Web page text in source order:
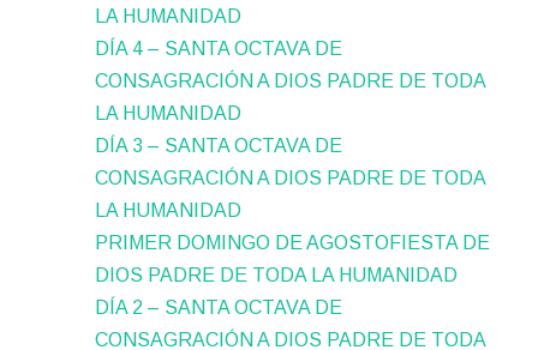
LA HUMANIDAD
DÍA 4 – SANTA OCTAVA DE
CONSAGRACIÓN A DIOS PADRE DE TODA
LA HUMANIDAD
DÍA 3 – SANTA OCTAVA DE
CONSAGRACIÓN A DIOS PADRE DE TODA
LA HUMANIDAD
PRIMER DOMINGO DE AGOSTOFIESTA DE
DIOS PADRE DE TODA LA HUMANIDAD
DÍA 2 – SANTA OCTAVA DE
CONSAGRACIÓN A DIOS PADRE DE TODA